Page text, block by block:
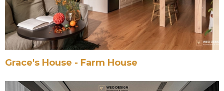
Grace's House - Farm House